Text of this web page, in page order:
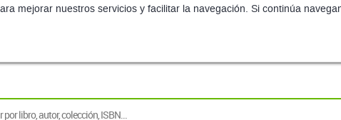
mejorar nuestros servicios y facilitar la navegación. Si continúa